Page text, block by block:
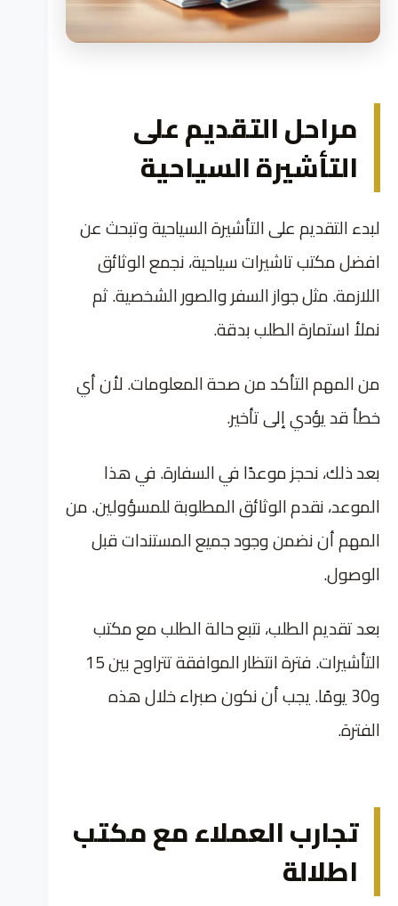
مراحل التقديم على
التأشيرة السياحية
لبدء التقديم على التأشيرة السياحية وتبحث عن
افضل مكتب تاشيرات سياحية، نجمع الوثائق
اللازمة. مثل جواز السفر والصور الشخصية. ثم
نملأ استمارة الطلب بدقة.
من المهم التأكد من صحة المعلومات. لأن أي
خطأ قد يؤدي إلى تأخير.
بعد ذلك، نحجز موعدًا في السفارة. في هذا
الموعد، نقدم الوثائق المطلوبة للمسؤولين. من
المهم أن نضمن وجود جميع المستندات قبل
الوصول.
بعد تقديم الطلب، نتبع حالة الطلب مع مكتب
التأشيرات. فترة انتظار الموافقة تتراوح بين 15
و30 يومًا. يجب أن نكون صبراء خلال هذه
الفترة.
تجارب العملاء مع مكتب
اطلالة